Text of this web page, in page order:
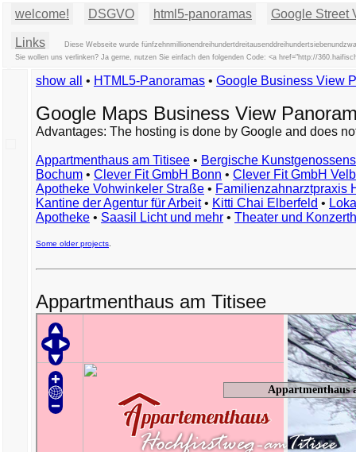
welcome! DSGVO html5-panoramas Google Street
Links
Diese Webseite wurde
Sie wollen uns verlinken? Ja gerne, nutzen Sie einfach den folgenden Code: <a href="http://
show all • HTML5-Panoramas • Google Business View
Google Maps Business View
Advantages: The hosting is done by Google and does
Appartmenthaus am Titisee • Bergische
Bochum • Clever Fit GmbH Bonn • Clever Fit GmbH
Apotheke Vohwinkeler Straße • Familienzahnarztpraxis
Kantine der Agentur für Arbeit• Kitti Chai Elberfeld •
Apotheke • Saasil Licht und mehr • Theater und
Some older projects
Appartmenthaus am Titisee